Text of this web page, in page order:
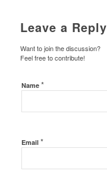
Leave a Reply
Want to join the discussion?
Feel free to contribute!
Name *
Email *